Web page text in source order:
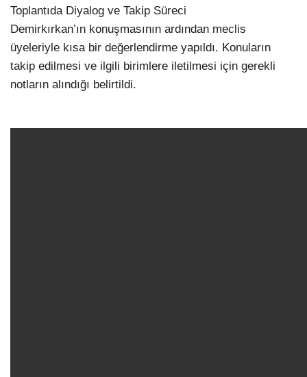
Toplantıda Diyalog ve Takip Süreci
Demirkırkan’ın konuşmasının ardından meclis
üyeleriyle kısa bir değerlendirme yapıldı. Konuların
takip edilmesi ve ilgili birimlere iletilmesi için gerekli
notların alındığı belirtildi.